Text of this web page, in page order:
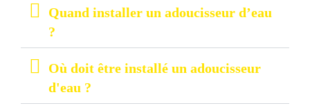
Quand installer un adoucisseur d’eau
?
Où doit être installé un adoucisseur
d'eau ?